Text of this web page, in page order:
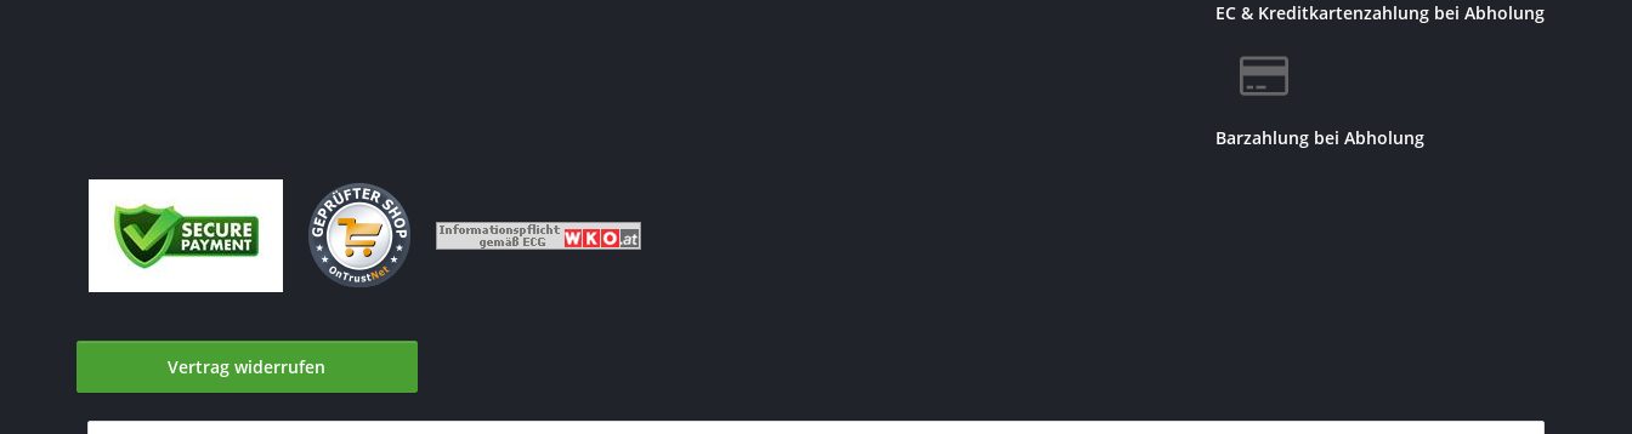
EC & Kreditkartenzahlung bei Abholung
Barzahlung bei Abholung
Vertrag widerrufen